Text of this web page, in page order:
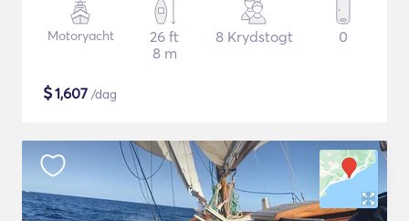
Motoryacht
26 ft
8 m
8 Krydstogt 0
$1,607 /dag